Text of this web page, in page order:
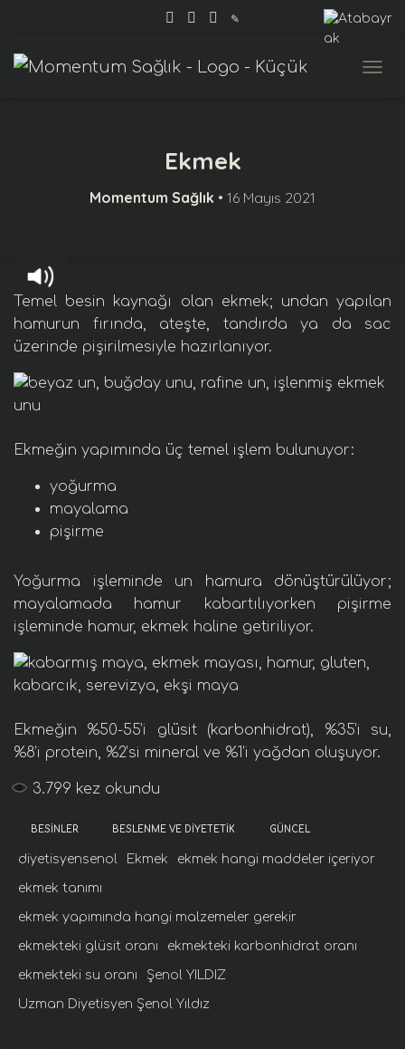
✎
Ekmek
Momentum Sağlık • 16 Mayıs 2021
Temel besin kaynağı olan ekmek; undan yapılan
hamurun fırında, ateşte, tandırda ya da sac
üzerinde pişirilmesiyle hazırlanıyor.
Ekmeğin yapımında üç temel işlem bulunuyor:
yoğurma
mayalama
pişirme
Yoğurma işleminde un hamura dönüştürülüyor;
mayalamada hamur kabartılıyorken pişirme
işleminde hamur, ekmek haline getiriliyor.
Ekmeğin %50-55’i glüsit (karbonhidrat), %35’i su,
%8’i protein, %2’si mineral ve %1’i yağdan oluşuyor.
3.799 kez okundu
BESINLER BESLENME VE DIYETETIK GÜNCEL
diyetisyensenol Ekmek ekmek hangi maddeler içeriyor
ekmek tanımı
ekmek yapımında hangi malzemeler gerekir
ekmekteki glüsit oranı ekmekteki karbonhidrat oranı
ekmekteki su oranı Şenol YILDIZ
Uzman Diyetisyen Şenol Yıldız